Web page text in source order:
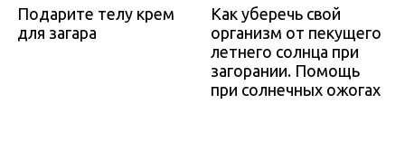
Подарите телу крем
для загара
Как уберечь свой
организм от пекущего
летнего солнца при
загорании. Помощь
при солнечных ожогах